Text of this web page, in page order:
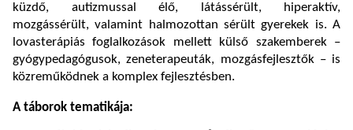
küzdő, autizmussal élő, látássérült, hiperaktív,
mozgássérült, valamint halmozottan sérült gyerekek is. A
lovasterápiás foglalkozások mellett külső szakemberek –
gyógypedagógusok, zeneterapeuták, mozgásfejlesztők – is
közreműködnek a komplex fejlesztésben.
A táborok tematikája: